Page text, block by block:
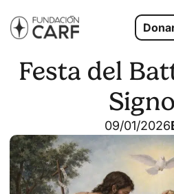
Festa del
09/01/2026